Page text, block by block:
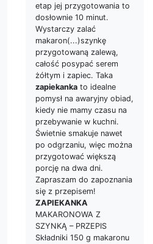
etap jej przygotowania to
dosłownie 10 minut.
Wystarczy zalać
makaron(...)szynkę
przygotowaną zalewą,
całość posypać serem
żółtym i zapiec. Taka
zapiekanka to idealne
pomysł na awaryjny obiad,
kiedy nie mamy czasu na
przebywanie w kuchni.
Świetnie smakuje nawet
po odgrzaniu, więc można
przygotować większą
porcję na dwa dni.
Zapraszam do zapoznania
się z przepisem!
ZAPIEKANKA
MAKARONOWA Z
SZYNKĄ – PRZEPIS
Składniki 150 g makaronu